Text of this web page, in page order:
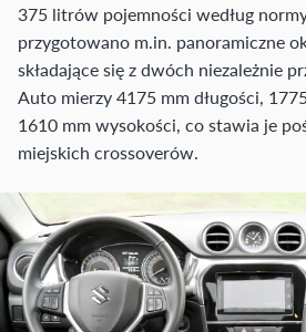
375 litrów pojemności według
przygotowano m.in. panoramiczne
składające się z dwóch niezależnie
Auto mierzy 4175 mm długości,
1610 mm wysokości, co stawia je
miejskich crossoverów.